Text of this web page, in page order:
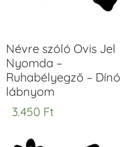
Névre szóló Ovis Jel
Nyomda –
Ruhabélyegző – Dínó
lábnyom
3.450 Ft